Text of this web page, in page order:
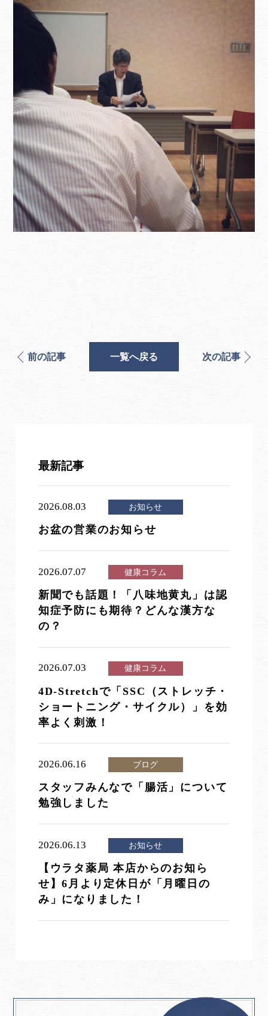
前の記事 一覧へ戻る 次の記事
最新記事
2026.08.03 お知らせ
お盆の営業のお知らせ
2026.07.07 健康コラム
新聞でも話題！「八味地黄丸」は認
知症予防にも期待？どんな漢方な
の？
2026.07.03 健康コラム
4D-Stretchで「SSC（ストレッチ・
ショートニング・サイクル）」を効
率よく刺激！
2026.06.16 ブログ
スタッフみんなで「腸活」について
勉強しました
2026.06.13 お知らせ
【ウラタ薬局 本店からのお知ら
せ】6月より定休日が「月曜日の
み」になりました！